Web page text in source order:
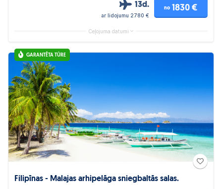
13d.
ar lidojumu 2780 €
no 1830 €
Ceļojuma datumi
GARANTĒTA TŪRE
Filipīnas - Malajas arhipelāga sniegbaltās salas.